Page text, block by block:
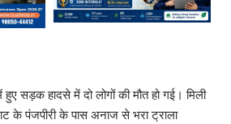
सड़क हादसे में दो लोगों की मौत हो गई। मिली
के पंजपीरी के पास अनाज से भरा ट्राला